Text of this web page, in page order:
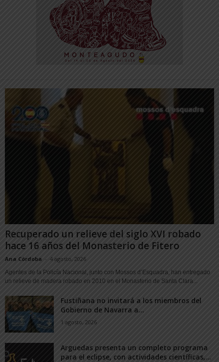
Recuperado un relieve del siglo XVI robado
hace 16 años del Monasterio de Fitero
Ana Córdoba - 4 agosto, 2026
Agentes de la Policía Nacional, junto con Mossos d’Esquadra, han entregado
un relieve de madera robado en 2010 en el Monasterio de Santa Clara...
Fustiñana no invitará a los miembros del
Gobierno de Navarra a...
1 agosto, 2026
Arguedas presenta un completo programa
para el eclipse, con actividades científicas,...